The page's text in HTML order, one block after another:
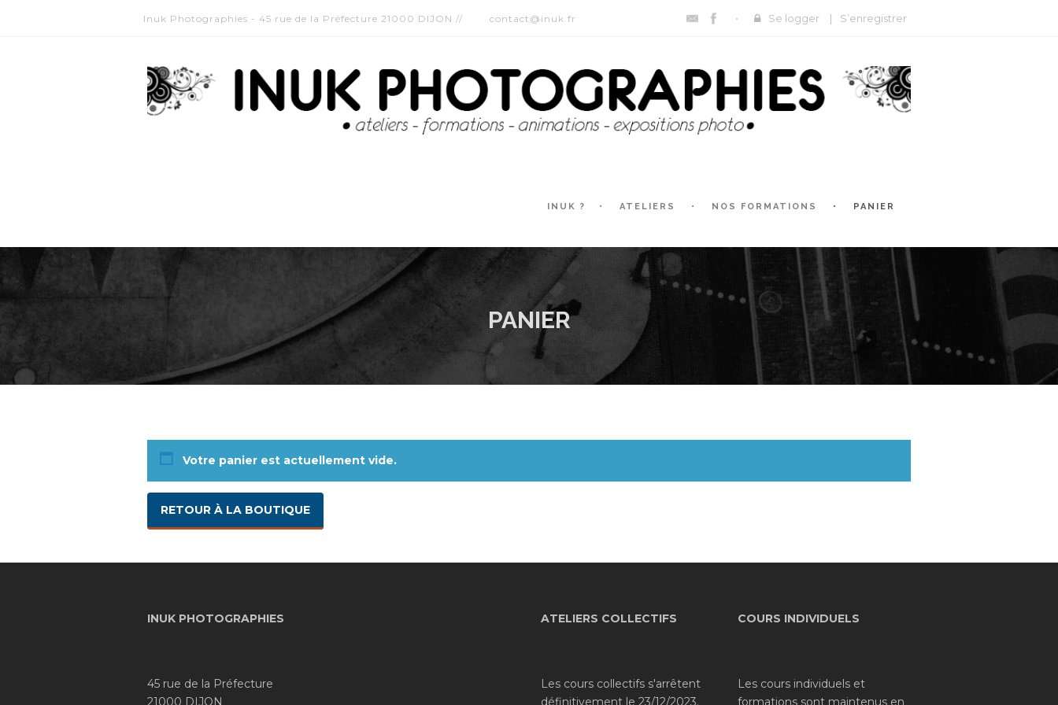
Inuk Photographies - 45 rue de la Préfecture 21000 DIJON // contact@inuk.fr Se logger | S’enregistrer
INUK ? ATELIERS NOS FORMATIONS PANIER
PANIER
Votre panier est actuellement vide.
RETOUR À LA BOUTIQUE
INUK PHOTOGRAPHIES
45 rue de la Préfecture
21000 DIJON
ATELIERS COLLECTIFS
Les cours collectifs s'arrêtent
définitivement le 23/12/2023.
COURS INDIVIDUELS
Les cours individuels et
formations sont maintenus en